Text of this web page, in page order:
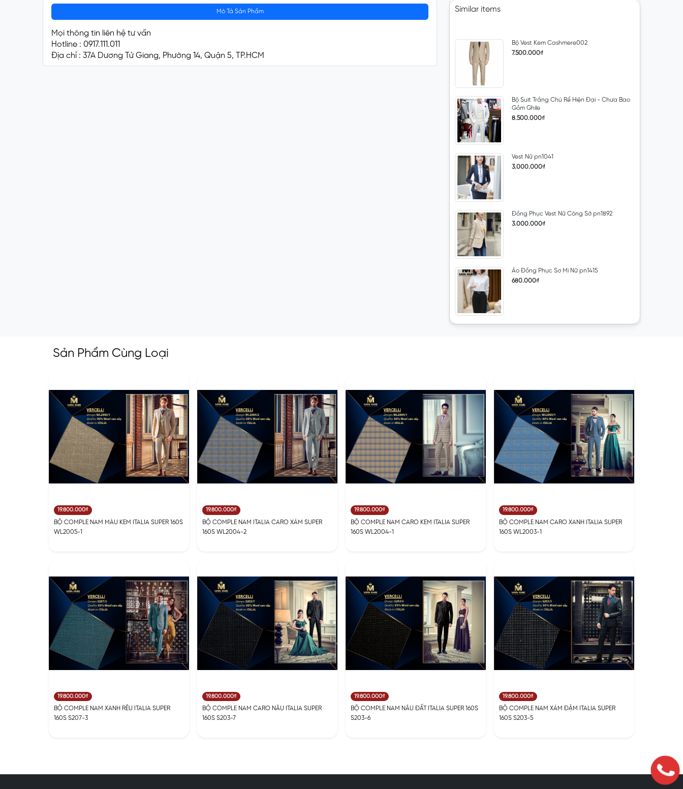
Mô Tả Sản Phẩm
Mọi thông tin liên hệ tư vấn
Hotline : 0917.111.011
Địa chỉ : 37A Dương Tử Giang, Phường 14, Quận 5, TP.HCM
Similar items
Bộ Vest Kem Cashmere002
7.500.000₫
Bộ Suit Trắng Chú Rể Hiện Đại - Chưa Bao
Gồm Ghile
8.500.000₫
Vest Nữ pn1041
3.000.000₫
Đồng Phục Vest Nữ Công Sở pn1892
3.000.000₫
Áo Đồng Phục Sơ Mi Nữ pn1415
680.000₫
Sản Phẩm Cùng Loại
19.800.000₫
BỘ COMPLE NAM MÀU KEM ITALIA SUPER 160S
WL2005-1
19.800.000₫
BỘ COMPLE NAM ITALIA CARO XÁM SUPER
160S WL2004-2
19.800.000₫
BỘ COMPLE NAM CARO KEM ITALIA SUPER
160S WL2004-1
19.800.000₫
BỘ COMPLE NAM CARO XANH ITALIA SUPER
160S WL2003-1
19.800.000₫
BỘ COMPLE NAM XANH RÊU ITALIA SUPER
160S S207-3
19.800.000₫
BỘ COMPLE NAM CARO NÂU ITALIA SUPER
160S S203-7
19.800.000₫
BỘ COMPLE NAM NÂU ĐẤT ITALIA SUPER 160S
S203-6
19.800.000₫
BỘ COMPLE NAM XÁM ĐẬM ITALIA SUPER
160S S203-5